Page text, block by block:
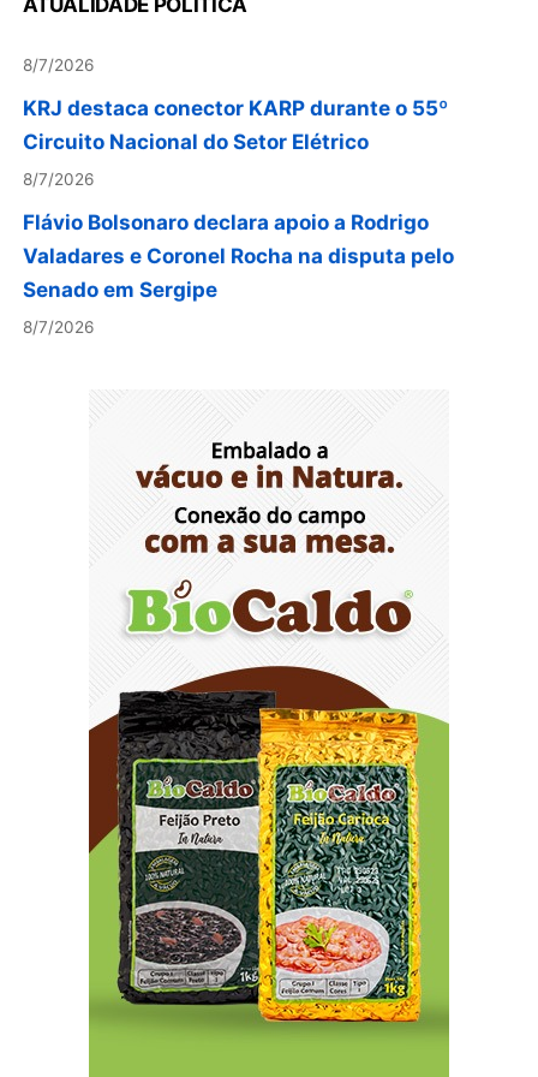
ATUALIDADE POLÍTICA
KRJ destaca conector KARP durante o 55º
Circuito Nacional do Setor Elétrico
8/7/2026
Flávio Bolsonaro declara apoio a Rodrigo
Valadares e Coronel Rocha na disputa pelo
Senado em Sergipe
8/7/2026
Opinião: Diplomas para um mundo que não
Distrito Federal entra em alerta laranja de perigo
para baixa umidade do ar nesta sexta-feira (7)
Ampliada oferta de tratamento menos invasivo
para obstruções nas artérias do coração no
Hospital de Base
Sala de Concerto, da Rádio MEC, celebra
Radamés Gnattali nesta sexta
Indígenas Pirahã vão ter acesso a consultas e
exames em expedição do SUS no Amazonas
Reposição de testosterona não é obrigatória
para mulheres